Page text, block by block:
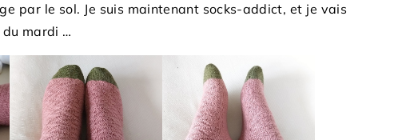
par le sol. Je suis maintenant socks-addict, et je vais
du mardi …